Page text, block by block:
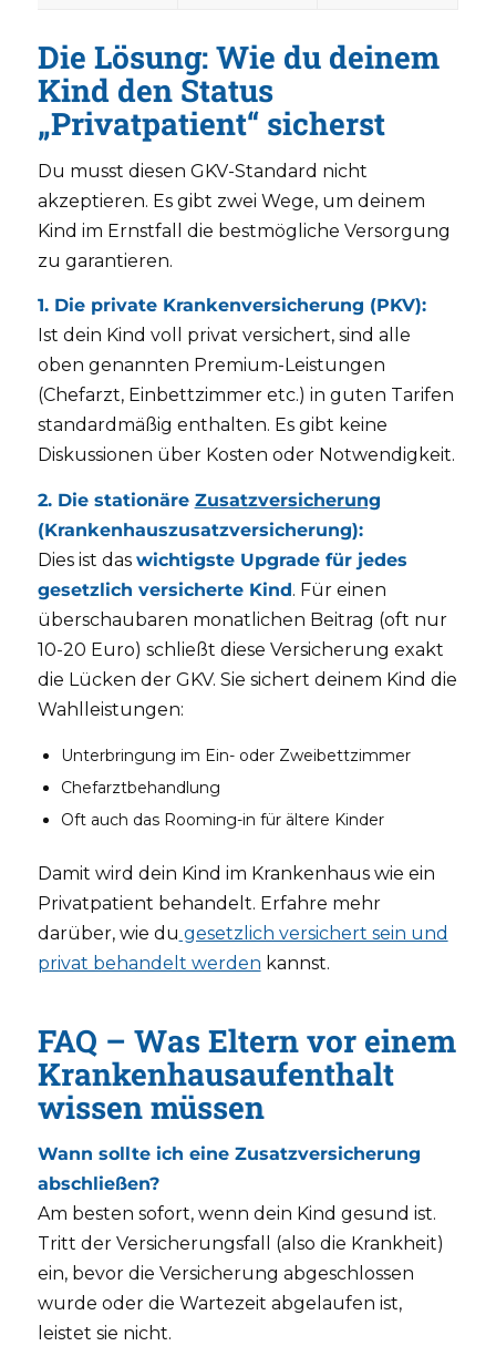
Die Lösung: Wie du deinem
Kind den Status
„Privatpatient“ sicherst
Du musst diesen GKV-Standard nicht
akzeptieren. Es gibt zwei Wege, um deinem
Kind im Ernstfall die bestmögliche Versorgung
zu garantieren.
1. Die private Krankenversicherung (PKV):
Ist dein Kind voll privat versichert, sind alle
oben genannten Premium-Leistungen
(Chefarzt, Einbettzimmer etc.) in guten Tarifen
standardmäßig enthalten. Es gibt keine
Diskussionen über Kosten oder Notwendigkeit.
2. Die stationäre Zusatzversicherung
(Krankenhauszusatzversicherung):
Dies ist das wichtigste Upgrade für jedes
gesetzlich versicherte Kind. Für einen
überschaubaren monatlichen Beitrag (oft nur
10-20 Euro) schließt diese Versicherung exakt
die Lücken der GKV. Sie sichert deinem Kind die
Wahlleistungen:
Unterbringung im Ein- oder Zweibettzimmer
Chefarztbehandlung
Oft auch das Rooming-in für ältere Kinder
Damit wird dein Kind im Krankenhaus wie ein
Privatpatient behandelt. Erfahre mehr
darüber, wie du gesetzlich versichert sein und
privat behandelt werden kannst.
FAQ – Was Eltern vor einem
Krankenhausaufenthalt
wissen müssen
Wann sollte ich eine Zusatzversicherung
abschließen?
Am besten sofort, wenn dein Kind gesund ist.
Tritt der Versicherungsfall (also die Krankheit)
ein, bevor die Versicherung abgeschlossen
wurde oder die Wartezeit abgelaufen ist,
leistet sie nicht.